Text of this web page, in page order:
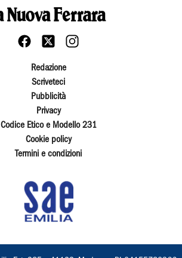
Redazione
Scriveteci
Pubblicità
Privacy
Codice Etico e Modello 231
Cookie policy
Termini e condizioni